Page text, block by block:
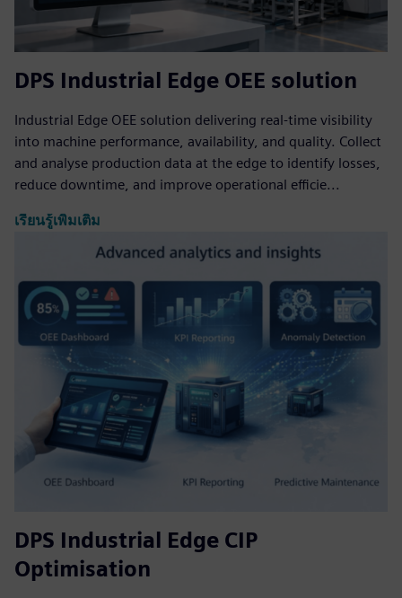
DPS Industrial Edge OEE solution
Industrial Edge OEE solution delivering real-time visibility
into machine performance, availability, and quality. Collect
and analyse production data at the edge to identify losses,
reduce downtime, and improve operational efficie...
เรียนรู้เพิ่มเติม
DPS Industrial Edge CIP
Optimisation